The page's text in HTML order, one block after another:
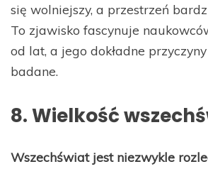
się wolniejszy, a przestrzeń
To zjawisko fascynuje
od lat, a jego dokładne
badane.
8. Wielkość
Wszechświat jest niezwykle